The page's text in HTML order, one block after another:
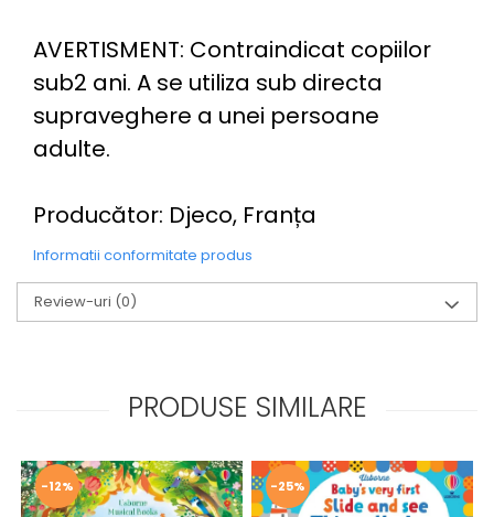
AVERTISMENT: Contraindicat copiilor
sub2 ani. A se utiliza sub directa
supraveghere a unei persoane
adulte.
Producător: Djeco, Franța
Informatii conformitate produs
Review-uri (0)
PRODUSE SIMILARE
-12% -25%